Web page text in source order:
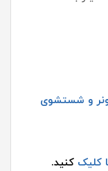
و شستشوی
کلیک کنید.